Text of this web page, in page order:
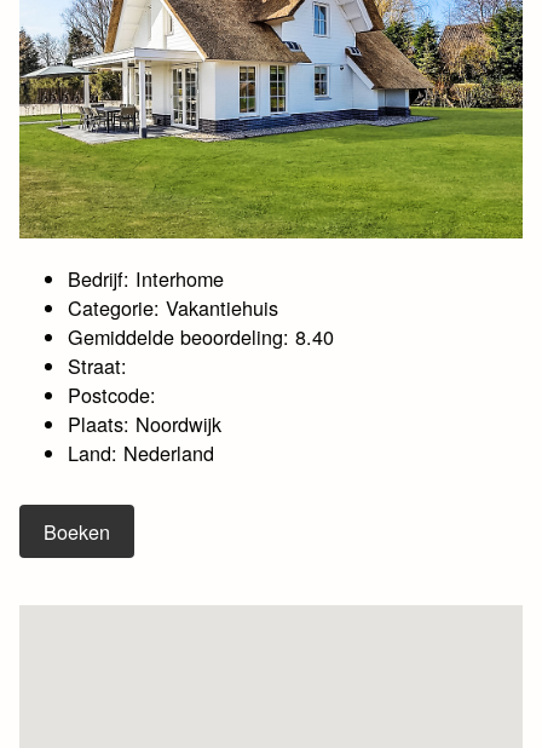
Bedrijf: Interhome
Categorie: Vakantiehuis
Gemiddelde beoordeling: 8.40
Straat:
Postcode:
Plaats: Noordwijk
Land: Nederland
Boeken